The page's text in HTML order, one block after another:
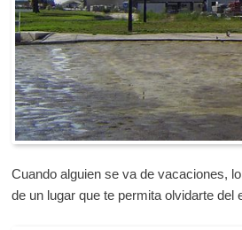
Cuando alguien se va de vacaciones,
de un lugar que te permita olvidarte